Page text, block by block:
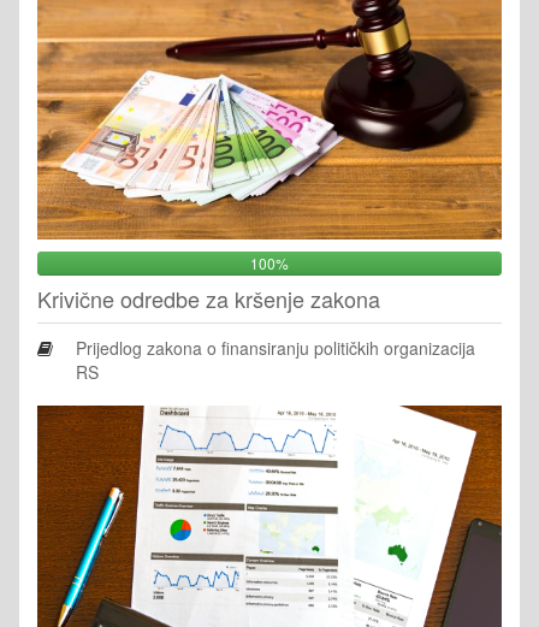
100%
Krivične odredbe za kršenje zakona
Prijedlog zakona o finansiranju političkih organizacija
RS